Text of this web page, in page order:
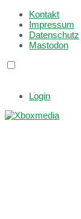
Kontakt
Impressum
Datenschutz
Mastodon
Login